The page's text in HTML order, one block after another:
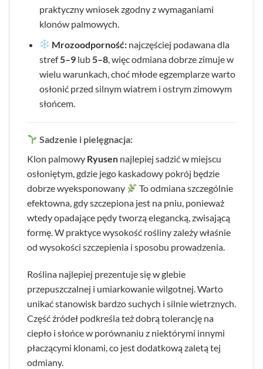
praktyczny wniosek zgodny z wymaganiami
klonów palmowych.
Mrozoodporność: najczęściej podawana dla
stref5–9lub 5–8, więc odmiana dobrze zimuje w
wielu warunkach, choć młode egzemplarze warto
osłonić przed silnym wiatrem i ostrym zimowym
słońcem.
Sadzenie i pielęgnacja:
Klon palmowy Ryusen najlepiej sadzić w miejscu
osłoniętym, gdzie jego kaskadowy pokrój będzie
dobrze wyeksponowany
To odmiana szczególnie
efektowna, gdy szczepiona jest na pniu, ponieważ
wtedy opadające pędy tworzą elegancką, zwisającą
formę. W praktyce wysokość rośliny zależy właśnie
od wysokości szczepienia i sposobu prowadzenia.
Roślina najlepiej prezentuje się w glebie
przepuszczalnej i umiarkowanie wilgotnej. Warto
unikać stanowisk bardzo suchych i silnie wietrznych.
Część źródeł podkreśla też dobrą tolerancję na
ciepło i słońce w porównaniu z niektórymi innymi
płaczącymi klonami, co jest dodatkową zaletą tej
odmiany.